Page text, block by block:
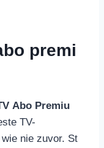
premi
Abo Premiu
TV-
nie zuvor. St